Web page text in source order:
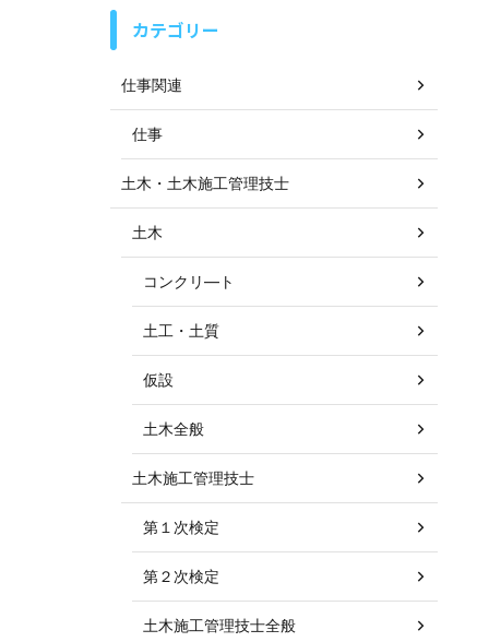
カテゴリー
仕事関連
仕事
土木・土木施工管理技士
土木
コンクリ―ト
土工・土質
仮設
土木全般
土木施工管理技士
第１次検定
第２次検定
土木施工管理技士全般